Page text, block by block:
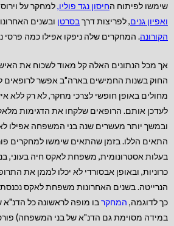
שימשו לפיתוח החיסון נגד פוליו,למחקר על
ואפיון גנים, לפריצות דרךבסרטן ובשנים
הקורונה. המחקרים שלה ניפקו אפילו כמה פרסי
אך מכל הנתונים האלה קל מאוד לשכוח את
החוק בשנות החמישים בארה"ב אפשר לרופאים
מחולים באופן חופשי לצרכי מחקר, לא רק ללא
לעדכן אותם. הרופאים שלקחו את הדגימות
ובמשך יותר מעשרים שנה בני המשפחה אפילו
התאים הללו. בזמן שהתאים שימשו למחקרים
בעלות אסטרונומית, משפחת לאקס חיה בעוני,
כרוניות, ובאופן אבסורדי לא יכלו לממן את
הנרייטה. בשנים האחרונות משפחת לאקס נכנסת
כך לדוגמה, המחקר
במידה מסוימת גם הדנ"א של בני המשפחה)